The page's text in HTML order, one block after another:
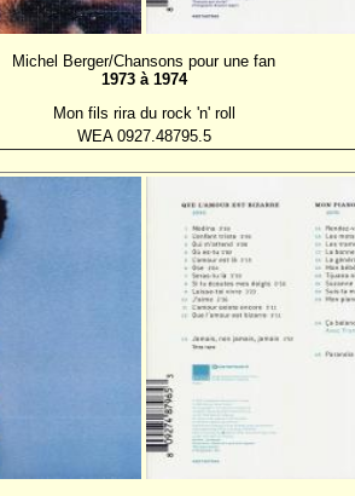
Michel Berger/Chansons pour une fan
1973 à 1974
Mon fils rira du rock 'n' roll
WEA 0927.48795.5